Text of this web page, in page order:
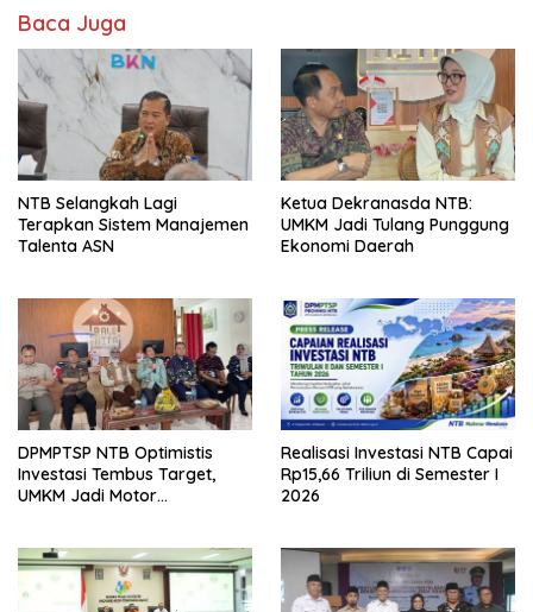
Baca Juga
NTB Selangkah Lagi
Terapkan Sistem Manajemen
Talenta ASN
Ketua Dekranasda NTB:
UMKM Jadi Tulang Punggung
Ekonomi Daerah
DPMPTSP NTB Optimistis
Investasi Tembus Target,
UMKM Jadi Motor
Realisasi Investasi NTB Capai
Rp15,66 Triliun di Semester I
2026